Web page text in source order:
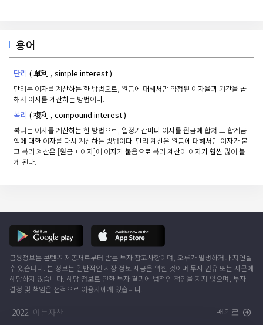
용어
단리 ( 單利 , simple interest )
단리는 이자를 계산하는 한 방법으로, 원금에 대해서만 약정된 이자율과 기간을 곱
해서 이자를 계산하는 방법이다.
복리 ( 複利 , compound interest )
복리는 이자를 계산하는 한 방법으로, 일정기간마다 이자를 원금에 합쳐 그 합계금
액에 대한 이자를 다시 계산하는 방법이다. 단리 계산은 원금에 대해서만 이자가 붙
고 복리 계산은 [원금 + 이자]에 이자가 붙음으로 복리 계산이 이자가 훨씬 많이 붙
게 된다.
금융정보는 콘텐츠 제공처로부터 받는 투자 참고사항이며, 오류가 발생하거나 지연될
수 있습니다. 본 정보는 일반적인 시장 정보 제공을 위한 것이며 투자 권유 또는 자문에
해당하지 않습니다. 해당 정보로 인한 투자 결과에 법적인 책임을 지지 않으며, 투자
결정 및 책임은 전적으로 이용자에게 있습니다.
2022 아는자산 맨위로